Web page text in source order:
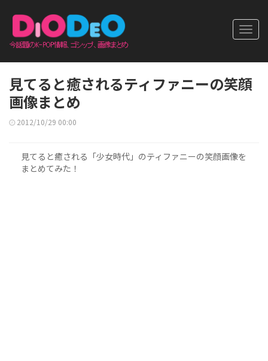
見てると癒されるティファニーの笑顔
画像まとめ
2012/10/29 00:00
見てると癒される「少女時代」のティファニーの笑顔画像を
まとめてみた！